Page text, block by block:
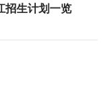
招生计划一览